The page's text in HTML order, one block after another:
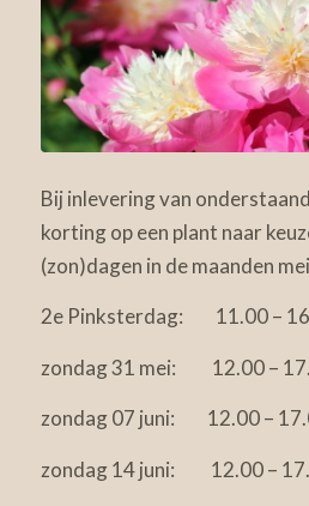
Bij inlevering van
korting op een plant naar
(zon)dagen in de maanden
2e Pinksterdag: 11.00 –
zondag 31 mei: 12.00 –
zondag 07 juni: 12.00 –
zondag 14 juni: 12.00 –